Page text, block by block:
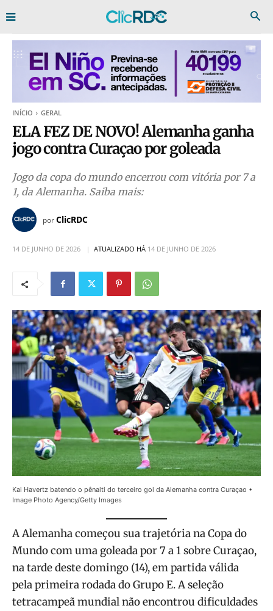
INÍCIO GERAL
ELA FEZ DE NOVO! Alemanha ganha
jogo contra Curaçao por goleada
Jogo da copa do mundo encerrou com vitória por 7 a
1, da Alemanha. Saiba mais:
porClicRDC
14 DE JUNHO DE 2026 ATUALIZADO HÁ 14 DE JUNHO DE 2026
Kai Havertz batendo o pênalti do terceiro gol da Alemanha contra Curaçao •
Image Photo Agency/Getty Images
A Alemanha começou sua trajetória na Copa do
Mundo com uma goleada por 7 a 1 sobre Curaçao,
na tarde deste domingo (14), em partida válida
pela primeira rodada do Grupo E. A seleção
tetracampeã mundial não encontrou dificuldades